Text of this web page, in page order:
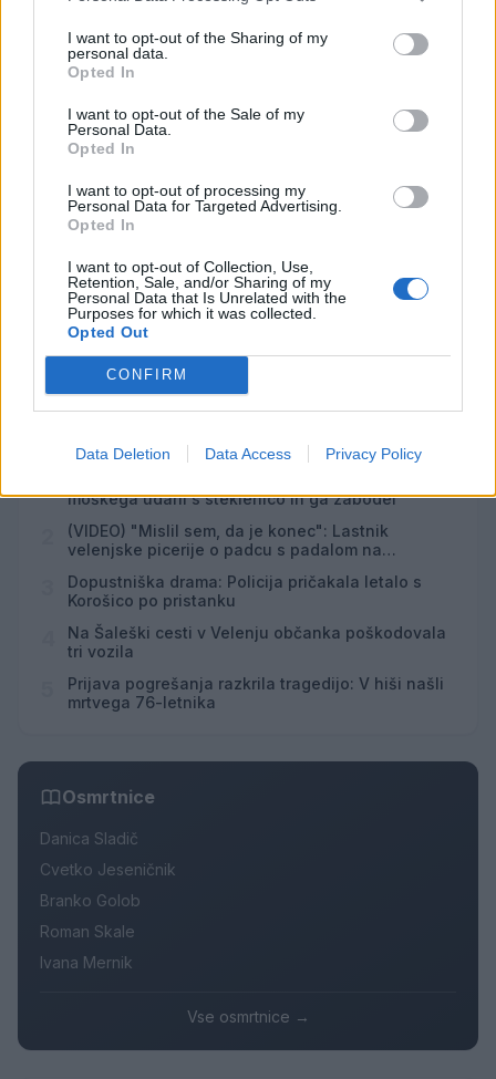
I want to opt-out of the Sharing of my
personal data.
Opted In
I want to opt-out of the Sale of my
Personal Data.
Opted In
I want to opt-out of processing my
Personal Data for Targeted Advertising.
Opted In
I want to opt-out of Collection, Use,
Retention, Sale, and/or Sharing of my
Personal Data that Is Unrelated with the
Purposes for which it was collected.
Opted Out
CONFIRM
Data Deletion Data Access Privacy Policy
Prihajajoči dogodki
9
Odiseja
AVG Obišči Vilo Čira-Čara
AVG
9
Tačke na patrulji: Dino-film
16:00
AVG
10
Minute za šah z Nejcem
09:00
moškega udaril s steklenico in ga zabodel
(VIDEO) "Mislil sem, da je konec": Lastnik
velenjske picerije o padcu s padalom na
Dopustniška drama: Policija pričakala letalo s
Korošico po pristanku
Na Šaleški cesti v Velenju občanka poškodovala
tri vozila
Prijava pogrešanja razkrila tragedijo: V hiši našli
mrtvega 76-letnika
Osmrtnice
Danica Sladič
Cvetko Jeseničnik
Branko Golob
Roman Skale
Ivana Mernik
Vse osmrtnice →